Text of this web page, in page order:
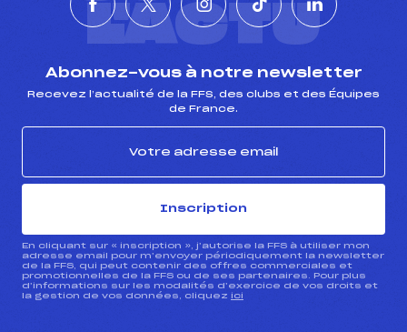
L'ACTU
Abonnez-vous à notre newsletter
Recevez l’actualité de la FFS, des clubs et des Équipes
de France.
Inscription
En cliquant sur « inscription », j’autorise la FFS à utiliser mon
adresse email pour m’envoyer périodiquement la newsletter
de la FFS, qui peut contenir des offres commerciales et
promotionnelles de la FFS ou de ses partenaires. Pour plus
d’informations sur les modalités d’exercice de vos droits et
la gestion de vos données, cliquez ici